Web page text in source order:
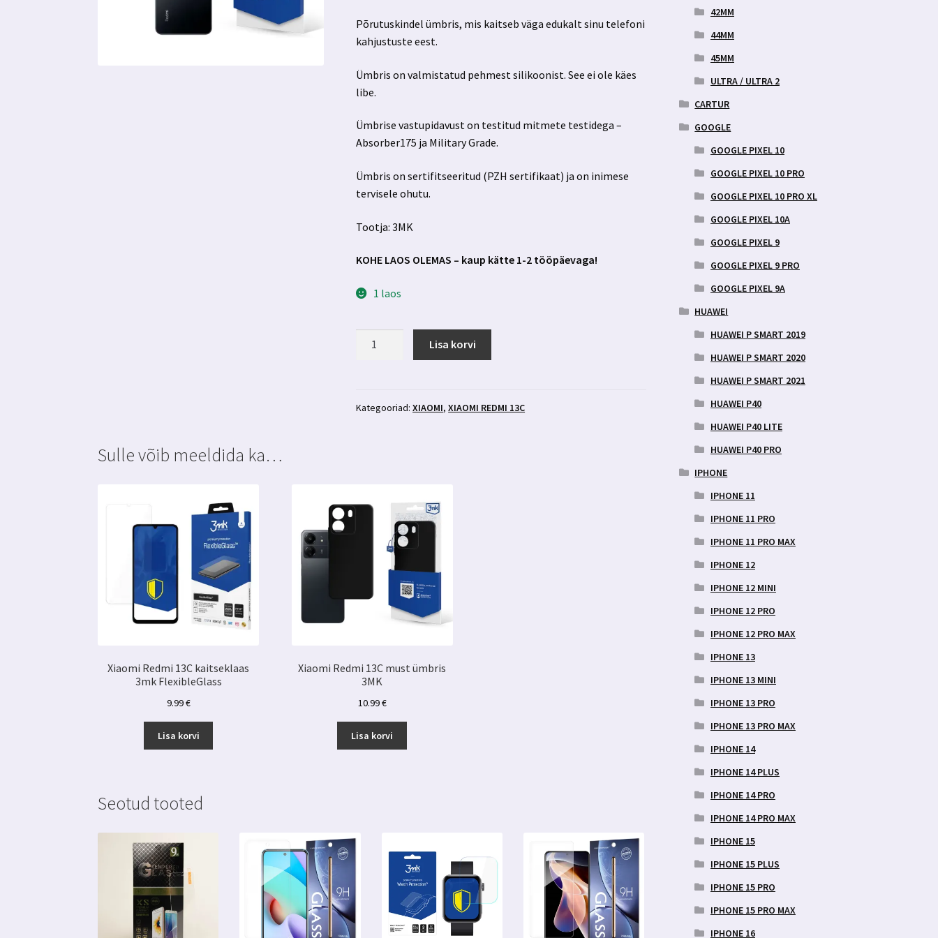
oli:
on:
Põrutuskindel ümbris, mis kaitseb väga edukalt sinu telefoni
kahjustuste eest.
Ümbris on valmistatud pehmest silikoonist. See ei ole käes
libe.
Ümbrise vastupidavust on testitud mitmete testidega –
Absorber175 ja Military Grade.
Ümbris on sertifitseeritud (PZH sertifikaat) ja on inimese
tervisele ohutu.
Tootja: 3MK
KOHE LAOS OLEMAS – kaup kätte 1-2 tööpäevaga!
1 laos
ümbris
Lisa korvi
Kategooriad:XIAOMI,XIAOMI REDMI 13C
Sulle võib meeldida ka…
Xiaomi Redmi 13C kaitseklaas
3mk FlexibleGlass
9.99€
Lisa korvi
Xiaomi Redmi 13C must ümbris
3MK
10.99€
Lisa korvi
Seotud tooted
42MM
44MM
45MM
ULTRA / ULTRA 2
CARTUR
GOOGLE
GOOGLE PIXEL 10
GOOGLE PIXEL 10 PRO
GOOGLE PIXEL 10 PRO XL
GOOGLE PIXEL 10A
GOOGLE PIXEL 9
GOOGLE PIXEL 9 PRO
GOOGLE PIXEL 9A
HUAWEI
HUAWEI P SMART 2019
HUAWEI P SMART 2020
HUAWEI P SMART 2021
HUAWEI P40
HUAWEI P40 LITE
HUAWEI P40 PRO
IPHONE
IPHONE 11
IPHONE 11 PRO
IPHONE 11 PRO MAX
IPHONE 12
IPHONE 12 MINI
IPHONE 12 PRO
IPHONE 12 PRO MAX
IPHONE 13
IPHONE 13 MINI
IPHONE 13 PRO
IPHONE 13 PRO MAX
IPHONE 14
IPHONE 14 PLUS
IPHONE 14 PRO
IPHONE 14 PRO MAX
IPHONE 15
IPHONE 15 PLUS
IPHONE 15 PRO
IPHONE 15 PRO MAX
IPHONE 16